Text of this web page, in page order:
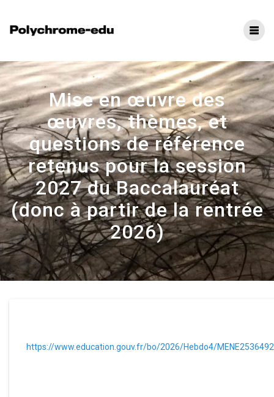
Mise en œuvre des
œuvres, thèmes, et
questions de référence
retenus pour la session
2027 du Baccalauréat
(donc à partir de la rentrée
2026)
https://www.education.gouv.fr/bo/2026/Hebdo4/